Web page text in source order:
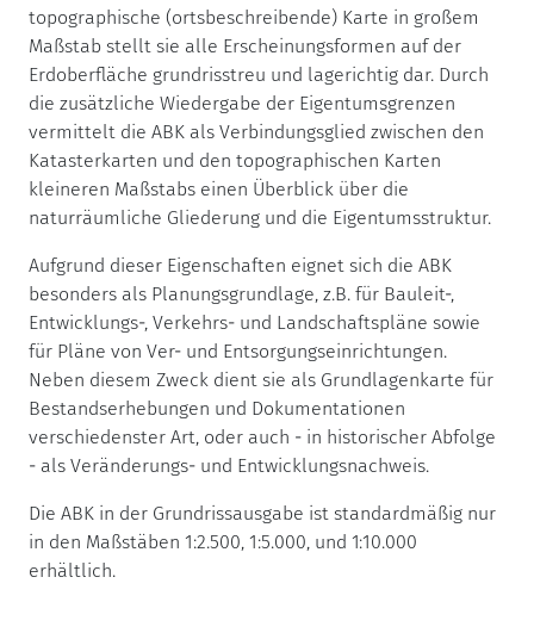
topographische (ortsbeschreibende) Karte in großem
Maßstab stellt sie alle Erscheinungsformen auf der
Erdoberfläche grundrisstreu und lagerichtig dar. Durch
die zusätzliche Wiedergabe der Eigentumsgrenzen
vermittelt die ABK als Verbindungsglied zwischen den
Katasterkarten und den topographischen Karten
kleineren Maßstabs einen Überblick über die
naturräumliche Gliederung und die Eigentumsstruktur.
Aufgrund dieser Eigenschaften eignet sich die ABK
besonders als Planungsgrundlage, z.B. für Bauleit-,
Entwicklungs-, Verkehrs- und Landschaftspläne sowie
für Pläne von Ver- und Entsorgungseinrichtungen.
Neben diesem Zweck dient sie als Grundlagenkarte für
Bestandserhebungen und Dokumentationen
verschiedenster Art, oder auch - in historischer Abfolge
- als Veränderungs- und Entwicklungsnachweis.
Die ABK in der Grundrissausgabe ist standardmäßig nur
in den Maßstäben 1:2.500, 1:5.000, und 1:10.000
erhältlich.